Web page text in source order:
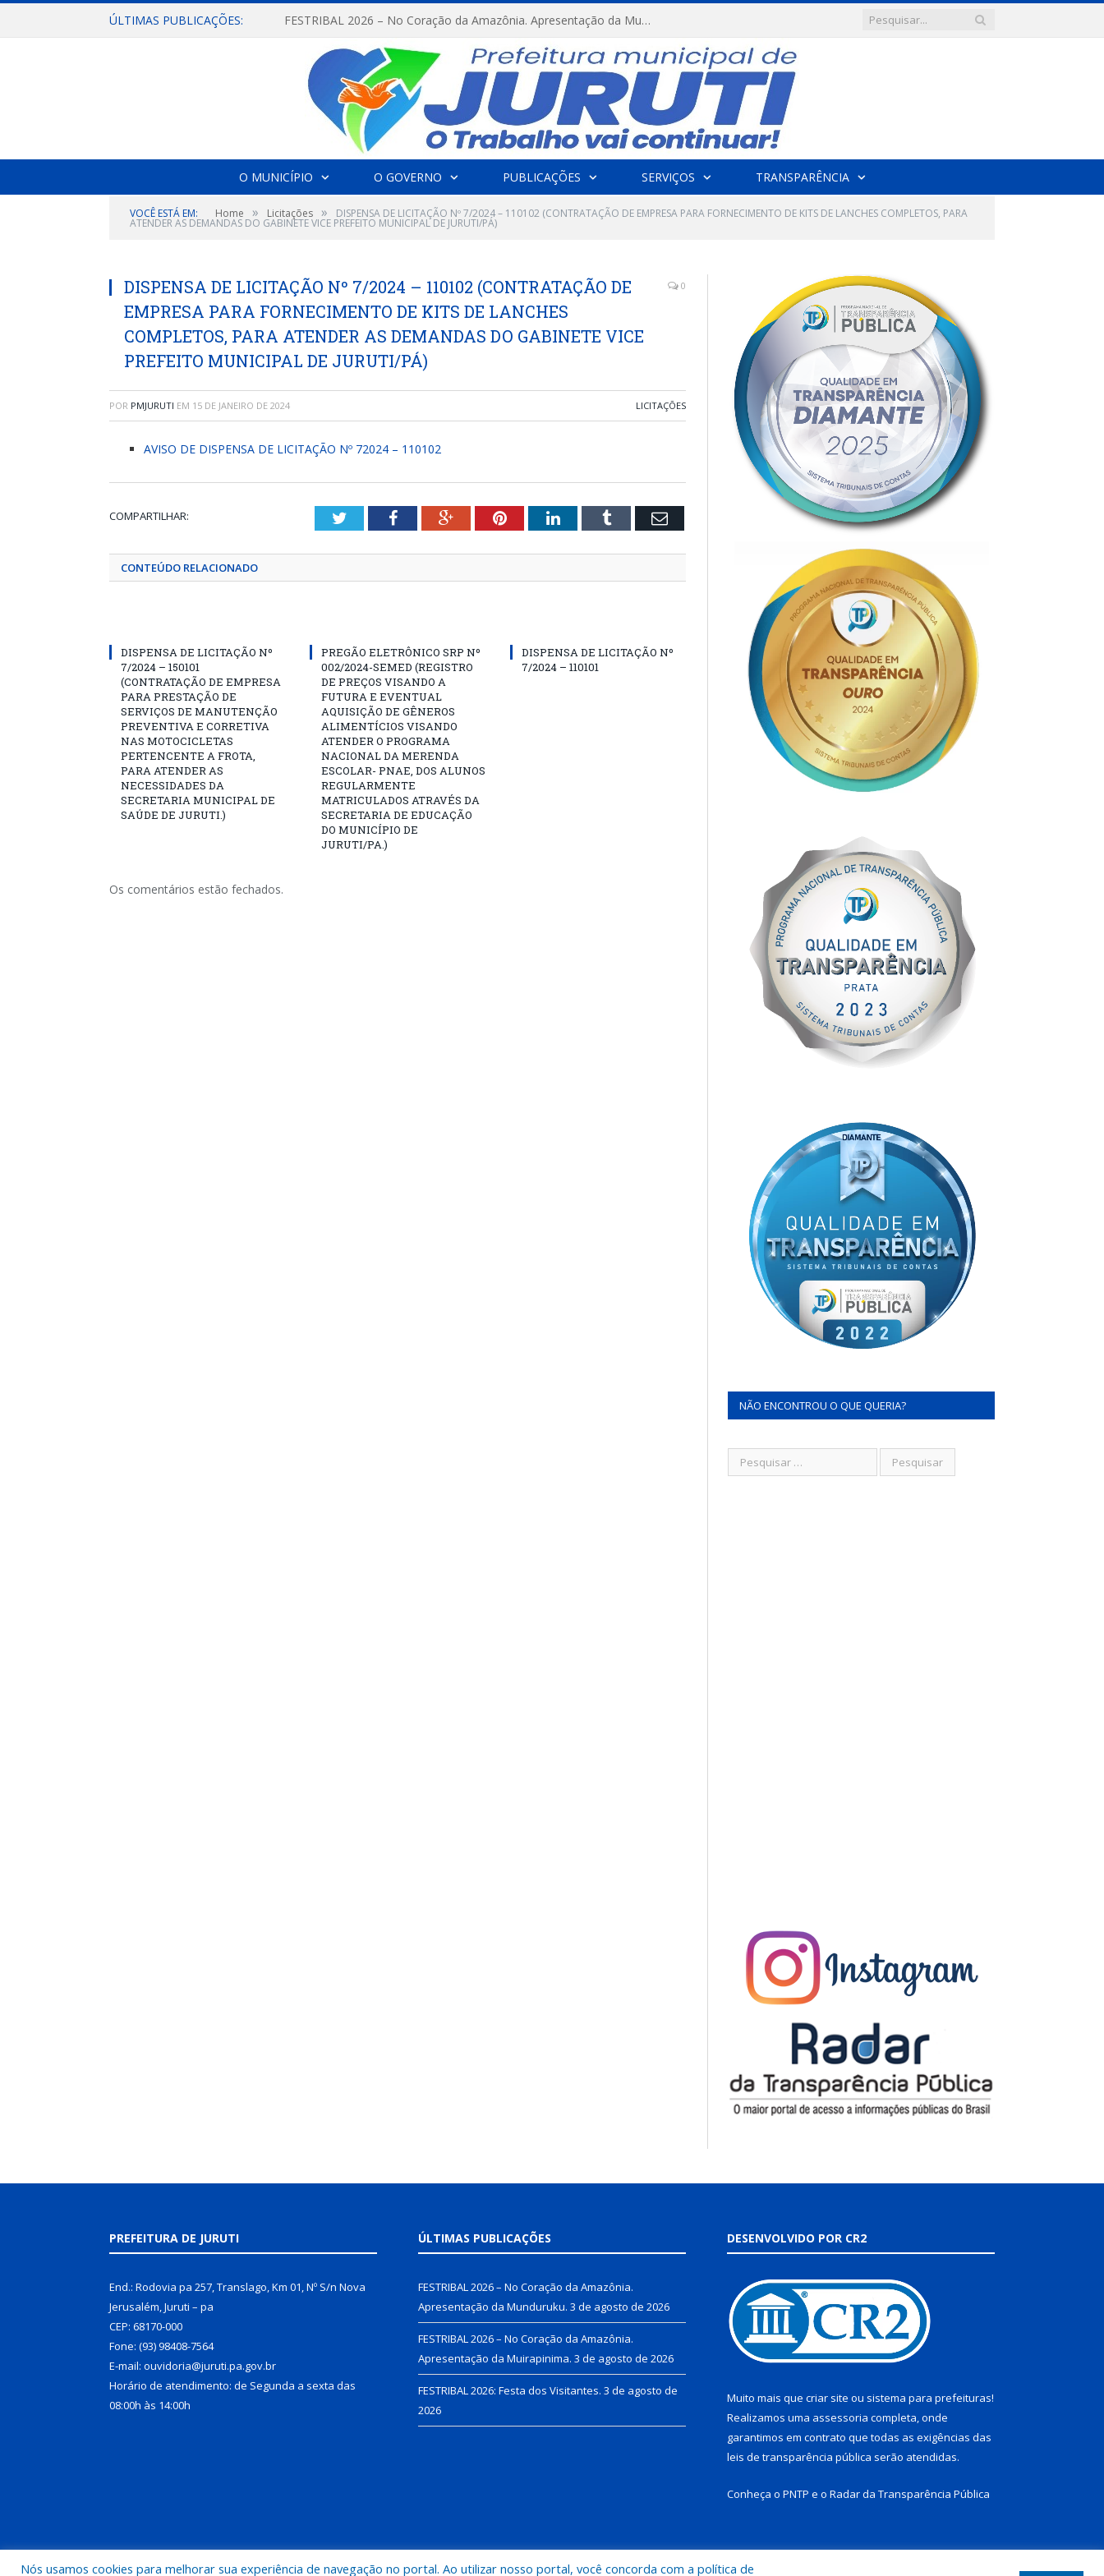
ÚLTIMAS PUBLICAÇÕES: FESTRIBAL 2026 – No Coração da Amazônia. Apresentação da Munduruku.
O MUNICÍPIO O GOVERNO PUBLICAÇÕES SERVIÇOS TRANSPARÊNCIA
VOCÊ ESTÁ EM: Home » Licitações » DISPENSA DE LICITAÇÃO Nº 7/2024 – 110102 (CONTRATAÇÃO DE EMPRESA PARA FORNECIMENTO DE KITS DE LANCHES COMPLETOS, PARA
ATENDER AS DEMANDAS DO GABINETE VICE PREFEITO MUNICIPAL DE JURUTI/PÁ)
DISPENSA DE LICITAÇÃO Nº 7/2024 – 110102 (CONTRATAÇÃO DE
EMPRESA PARA FORNECIMENTO DE KITS DE LANCHES
COMPLETOS, PARA ATENDER AS DEMANDAS DO GABINETE VICE
PREFEITO MUNICIPAL DE JURUTI/PÁ)
0
POR PMJURUTI EM 15 DE JANEIRO DE 2024 LICITAÇÕES
AVISO DE DISPENSA DE LICITAÇÃO Nº 72024 – 110102
COMPARTILHAR: TwitterFacebookGoogle+PinterestLinkedInTumblr Email
CONTEÚDO RELACIONADO
DISPENSA DE LICITAÇÃO Nº
7/2024 – 150101
(CONTRATAÇÃO DE EMPRESA
PARA PRESTAÇÃO DE
SERVIÇOS DE MANUTENÇÃO
PREVENTIVA E CORRETIVA
NAS MOTOCICLETAS
PERTENCENTE A FROTA,
PARA ATENDER AS
NECESSIDADES DA
SECRETARIA MUNICIPAL DE
SAÚDE DE JURUTI.)
PREGÃO ELETRÔNICO SRP Nº
002/2024-SEMED (REGISTRO
DE PREÇOS VISANDO A
FUTURA E EVENTUAL
AQUISIÇÃO DE GÊNEROS
ALIMENTÍCIOS VISANDO
ATENDER O PROGRAMA
NACIONAL DA MERENDA
ESCOLAR- PNAE, DOS ALUNOS
REGULARMENTE
MATRICULADOS ATRAVÉS DA
SECRETARIA DE EDUCAÇÃO
DO MUNICÍPIO DE
JURUTI/PA.)
DISPENSA DE LICITAÇÃO Nº
7/2024 – 110101
Os comentários estão fechados.
NÃO ENCONTROU O QUE QUERIA?
PREFEITURA DE JURUTI
End.: Rodovia pa 257, Translago, Km 01, Nº S/n Nova
Jerusalém, Juruti – pa
CEP: 68170-000
Fone: (93) 98408-7564
E-mail: ouvidoria@juruti.pa.gov.br
Horário de atendimento: de Segunda a sexta das
08:00h às 14:00h
ÚLTIMAS PUBLICAÇÕES
FESTRIBAL 2026 – No Coração da Amazônia.
Apresentação da Munduruku. 3 de agosto de 2026
FESTRIBAL 2026 – No Coração da Amazônia.
Apresentação da Muirapinima. 3 de agosto de 2026
FESTRIBAL 2026: Festa dos Visitantes. 3 de agosto de
2026
DESENVOLVIDO POR CR2
Muito mais que criar site ou sistema para prefeituras!
Realizamos uma assessoria completa, onde
garantimos em contrato que todas as exigências das
leis de transparência pública serão atendidas.
Conheça o PNTP e o Radar da Transparência Pública
Nós usamos cookies para melhorar sua experiência de navegação no portal. Ao utilizar nosso portal, você concorda com a política de